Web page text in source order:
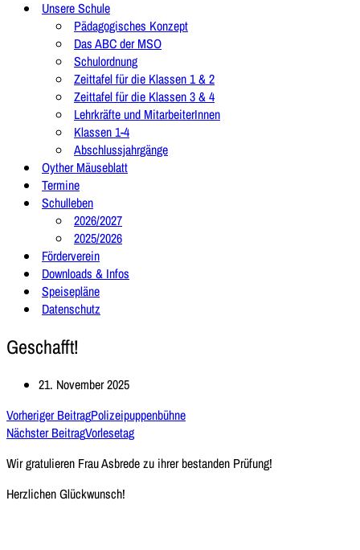
Unsere Schule
Pädagogisches Konzept
Das ABC der MSO
Schulordnung
Zeittafel für die Klassen 1 & 2
Zeittafel für die Klassen 3 & 4
Lehrkräfte und MitarbeiterInnen
Klassen 1-4
Abschlussjahrgänge
Oyther Mäuseblatt
Termine
Schulleben
2026/2027
2025/2026
Förderverein
Downloads & Infos
Speisepläne
Datenschutz
Geschafft!
21. November 2025
Vorheriger BeitragPolizeipuppenbühne
Nächster BeitragVorlesetag
Wir gratulieren Frau Asbrede zu ihrer bestanden Prüfung!
Herzlichen Glückwunsch!